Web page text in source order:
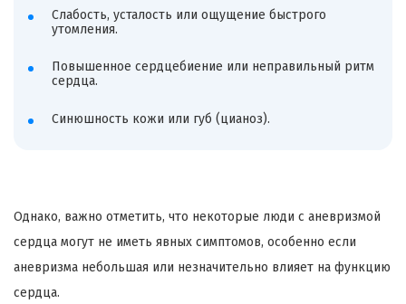
Слабость, усталость или ощущение быстрого
утомления.
Повышенное сердцебиение или неправильный ритм
сердца.
Синюшность кожи или губ (цианоз).
Однако, важно отметить, что некоторые люди с аневризмой
сердца могут не иметь явных симптомов, особенно если
аневризма небольшая или незначительно влияет на функцию
сердца.